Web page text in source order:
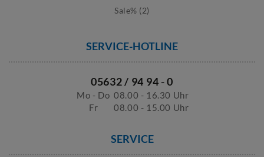
Sale% (2)
SERVICE-HOTLINE
05632 / 94 94 - 0
Mo - Do 08.00 - 16.30 Uhr
Fr
08.00 - 15.00 Uhr
SERVICE